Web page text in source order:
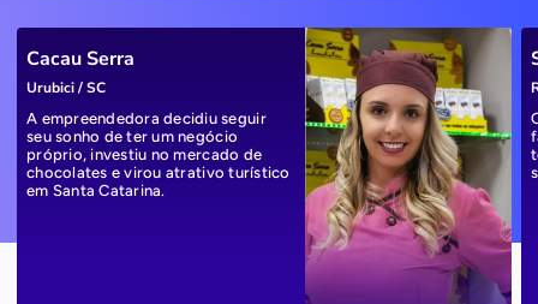
Cacau Serra
Urubici / SC
A empreendedora decidiu seguir
seu sonho de ter um negócio
próprio, investiu no mercado de
chocolates e virou atrativo turístico
em Santa Catarina.